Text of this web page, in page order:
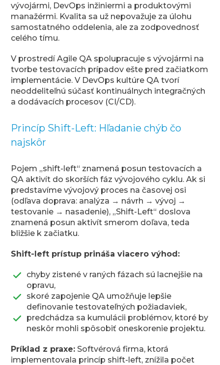
vývojármi, DevOps inžiniermi a produktovými
manažérmi. Kvalita sa už nepovažuje za úlohu
samostatného oddelenia, ale za zodpovednosť
celého tímu.
V prostredí Agile QA spolupracuje s vývojármi na
tvorbe testovacích prípadov ešte pred začiatkom
implementácie. V DevOps kultúre QA tvorí
neoddeliteľnú súčasť kontinuálnych integračných
a dodávacích procesov (CI/CD).
Princíp Shift-Left: Hľadanie chýb čo
najskôr
Pojem „shift-left“ znamená posun testovacích a
QA aktivít do skorších fáz vývojového cyklu. Ak si
predstavíme vývojový proces na časovej osi
(odľava doprava: analýza → návrh → vývoj →
testovanie → nasadenie), „Shift-Left“ doslova
znamená posun aktivít smerom doľava, teda
bližšie k začiatku.
Shift-left prístup prináša viacero výhod:
chyby zistené v raných fázach sú lacnejšie na
opravu,
skoré zapojenie QA umožňuje lepšie
definovanie testovateľných požiadaviek,
predchádza sa kumulácii problémov, ktoré by
neskôr mohli spôsobiť oneskorenie projektu.
Príklad z praxe: Softvérová firma, ktorá
implementovala princíp shift-left, znížila počet